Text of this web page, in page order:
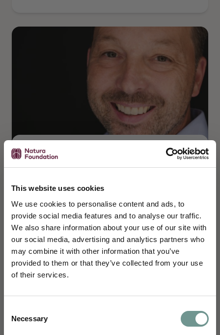
This website uses cookies
We use cookies to personalise content and ads, to
provide social media features and to analyse our traffic.
We also share information about your use of our site with
our social media, advertising and analytics partners who
may combine it with other information that you’ve
provided to them or that they’ve collected from your use
of their services.
Selection
Necessary
Martijn van Raamsdonk
Docent, Msc. Manuele therapeut / specialist
Schrijf je in en blijf je verdiepen
Je ontvangt maandelijks wetenschappelijke
naar jouw dagelijkse praktijk.